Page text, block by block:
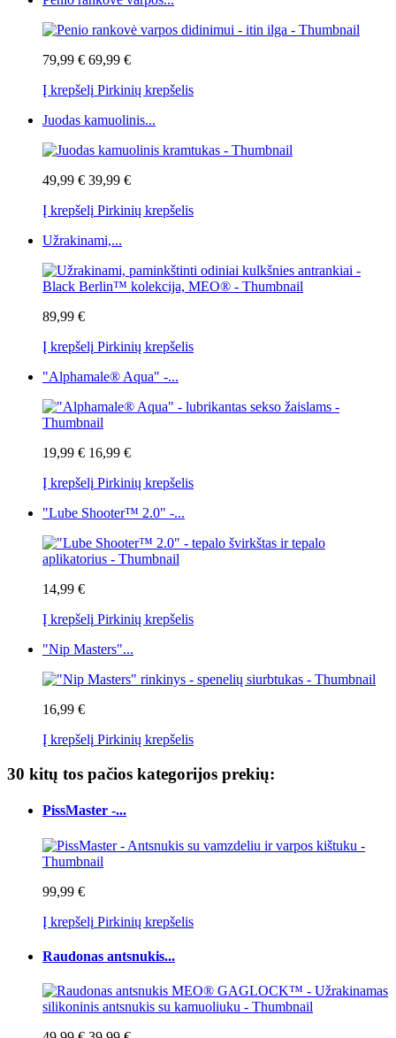
79,99 € 69,99 €
Į krepšelį Pirkinių krepšelis
Juodas kamuolinis...
49,99 € 39,99 €
Į krepšelį Pirkinių krepšelis
Užrakinami,...
89,99 €
Į krepšelį Pirkinių krepšelis
"Alphamale® Aqua" -...
19,99 € 16,99 €
Į krepšelį Pirkinių krepšelis
"Lube Shooter™ 2.0" -...
14,99 €
Į krepšelį Pirkinių krepšelis
"Nip Masters"...
16,99 €
Į krepšelį Pirkinių krepšelis
30 kitų tos pačios kategorijos prekių:
PissMaster -...
99,99 €
Į krepšelį Pirkinių krepšelis
Raudonas antsnukis...